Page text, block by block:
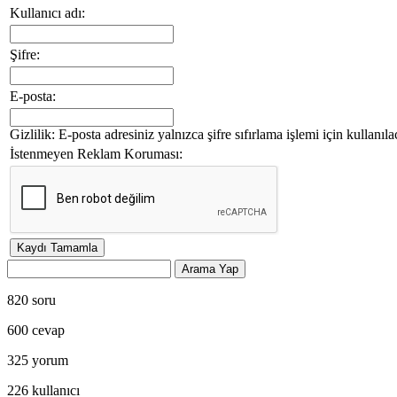
Kullanıcı adı:
Şifre:
E-posta:
Gizlilik: E-posta adresiniz yalnızca şifre sıfırlama işlemi için
İstenmeyen Reklam Koruması:
820 soru
600 cevap
325 yorum
226 kullanıcı